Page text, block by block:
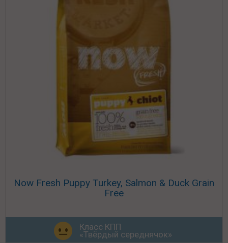
Now Fresh Puppy Turkey, Salmon & Duck Grain
Free
Класс КПП
«Твёрдый середнячок»